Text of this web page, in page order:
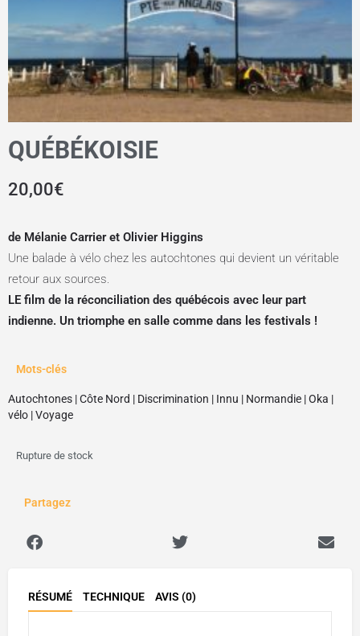
QUÉBÉKOISIE
20,00€
de Mélanie Carrier et Olivier Higgins
Une balade à vélo chez les autochtones qui devient un véritable
retour aux sources.
LE film de la réconciliation des québécois avec leur part
indienne. Un triomphe en salle comme dans les festivals !
Mots-clés
Autochtones |Côte Nord | Discrimination | Innu | Normandie |Oka |
vélo |Voyage
Rupture de stock
Partagez
RÉSUMÉ TECHNIQUE AVIS (0)